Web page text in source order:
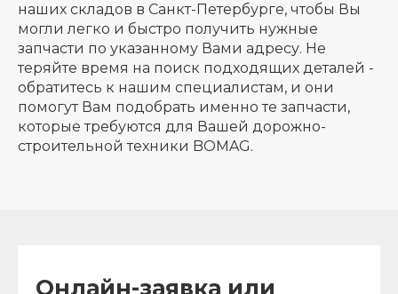
наших складов в Санкт-Петербурге, чтобы Вы
могли легко и быстро получить нужные
запчасти по указанному Вами адресу. Не
теряйте время на поиск подходящих деталей -
обратитесь к нашим специалистам, и они
помогут Вам подобрать именно те запчасти,
которые требуются для Вашей дорожно-
строительной техники BOMAG.
Онлайн-заявка или